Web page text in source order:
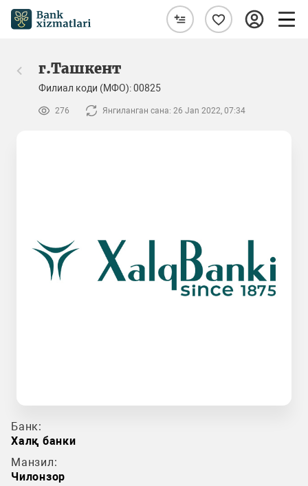
г.Ташкент
Филиал коди (МФО): 00825
276 Янгиланган сана: 26 Jan 2022, 07:34
Банк:
Халқ банки
Манзил:
Чилонзор